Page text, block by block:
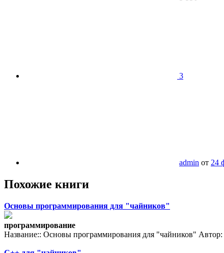
3
admin от 24
Похожие книги
Основы программирования для "чайников"
программирование
Название:: Основы программирования для "чайников"